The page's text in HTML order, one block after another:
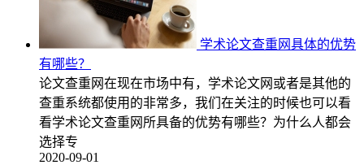
学术论文查重网具体的优势
有哪些？
论文查重网在现在市场中有，学术论文网或者是其他的
查重系统都使用的非常多，我们在关注的时候也可以看
看学术论文查重网所具备的优势有哪些？为什么人都会
选择专
2020-09-01